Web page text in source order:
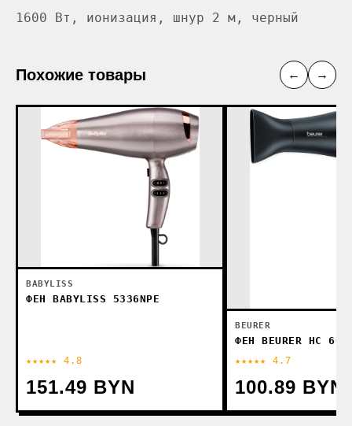
1600 Вт, ионизация, шнур 2 м, черный
Похожие товары ← →
BABYLISS
ФЕН BABYLISS 5336NPE
★★★★★ 4.8
151.49 BYN
BEURER
ФЕН BEURER HC 60
★★★★★ 4.7
100.89 BYN